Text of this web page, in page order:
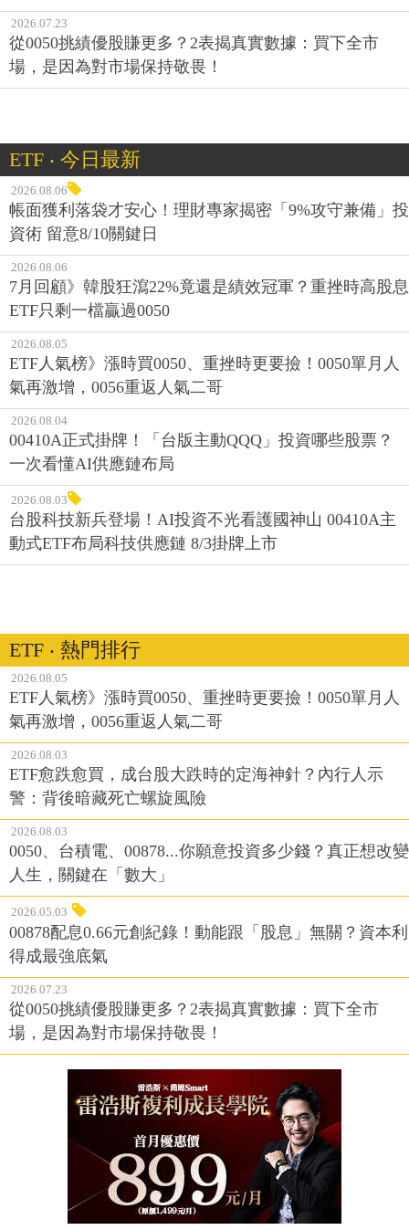
2026.07.23
從0050挑績優股賺更多？2表揭真實數據：買下全市
場，是因為對市場保持敬畏！
ETF ‧ 今日最新
2026.08.06
帳面獲利落袋才安心！理財專家揭密「9%攻守兼備」投
資術 留意8/10關鍵日
2026.08.06
7月回顧》韓股狂瀉22%竟還是績效冠軍？重挫時高股息
ETF只剩一檔贏過0050
2026.08.05
ETF人氣榜》漲時買0050、重挫時更要撿！0050單月人
氣再激增，0056重返人氣二哥
2026.08.04
00410A正式掛牌！「台版主動QQQ」投資哪些股票？
一次看懂AI供應鏈布局
2026.08.03
台股科技新兵登場！AI投資不光看護國神山 00410A主
動式ETF布局科技供應鏈 8/3掛牌上市
ETF ‧ 熱門排行
2026.08.05
ETF人氣榜》漲時買0050、重挫時更要撿！0050單月人
氣再激增，0056重返人氣二哥
2026.08.03
ETF愈跌愈買，成台股大跌時的定海神針？內行人示
警：背後暗藏死亡螺旋風險
2026.08.03
0050、台積電、00878...你願意投資多少錢？真正想改變
人生，關鍵在「數大」
2026.05.03
00878配息0.66元創紀錄！動能跟「股息」無關？資本利
得成最強底氣
2026.07.23
從0050挑績優股賺更多？2表揭真實數據：買下全市
場，是因為對市場保持敬畏！